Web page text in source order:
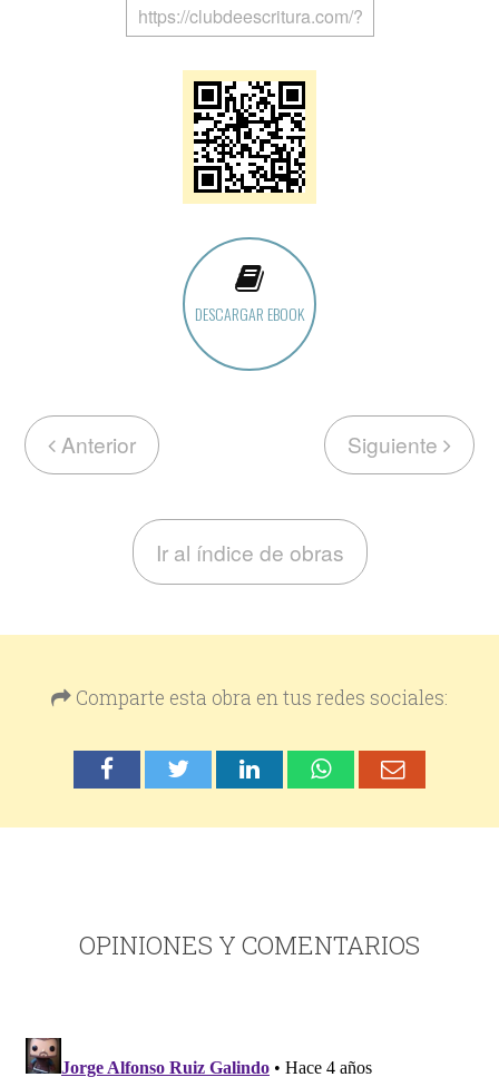
DESCARGAR EBOOK
Anterior Siguiente
Ir al índice de obras
Comparte esta obra en tus redes sociales:
OPINIONES Y COMENTARIOS